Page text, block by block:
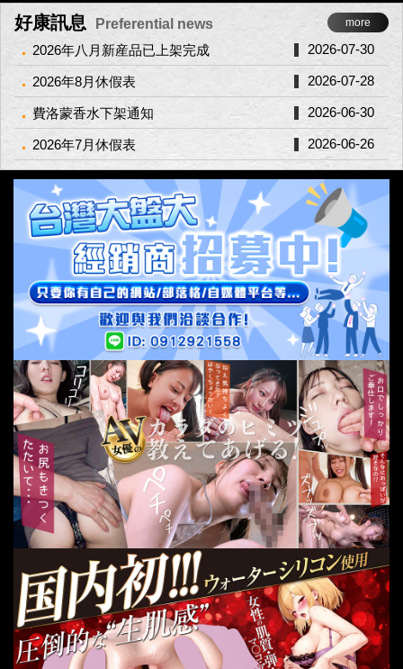
好康訊息 Preferential news more
2026年八月新産品已上架完成 2026-07-30
2026年8月休假表 2026-07-28
費洛蒙香水下架通知 2026-06-30
2026年7月休假表 2026-06-26